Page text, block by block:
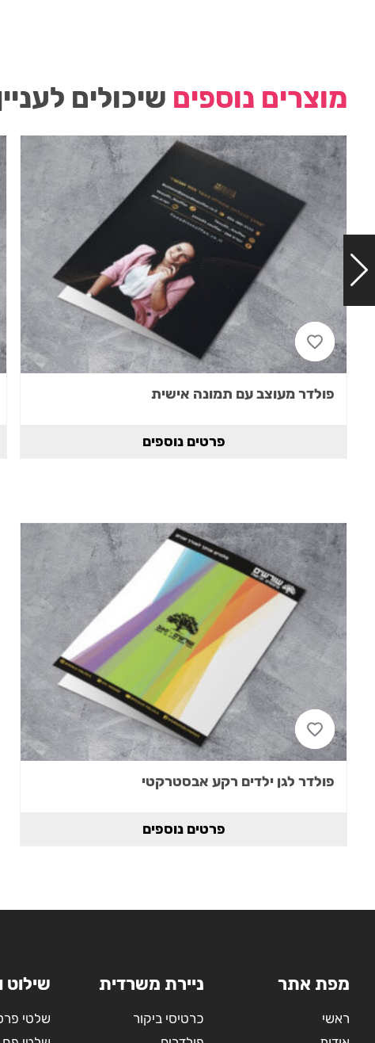
מוצרים נוספים שיכולים
פולדר מעוצב עם תמונה אישית
פרטים נוספים
פולדר לגן ילדים רקע אבסטרקטי
פרטים נוספים
מפת אתר
ראשי
ניירת משרדית
כרטיסי ביקור
שילוט
שלטי